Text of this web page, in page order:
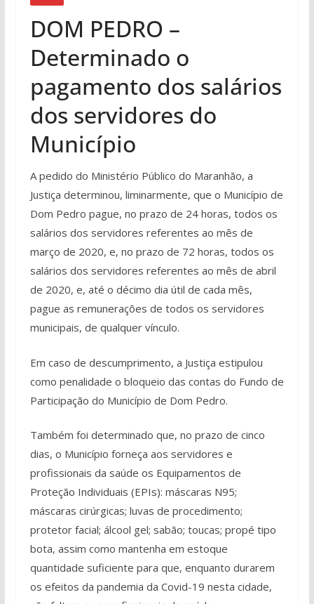
DOM PEDRO –
Determinado o
pagamento dos salários
dos servidores do
Município
A pedido do Ministério Público do Maranhão, a
Justiça determinou, liminarmente, que o Município de
Dom Pedro pague, no prazo de 24 horas, todos os
salários dos servidores referentes ao mês de
março de 2020, e, no prazo de 72 horas, todos os
salários dos servidores referentes ao mês de abril
de 2020, e, até o décimo dia útil de cada mês,
pague as remunerações de todos os servidores
municipais, de qualquer vínculo.
Em caso de descumprimento, a Justiça estipulou
como penalidade o bloqueio das contas do Fundo de
Participação do Município de Dom Pedro.
Também foi determinado que, no prazo de cinco
dias, o Município forneça aos servidores e
profissionais da saúde os Equipamentos de
Proteção Individuais (EPIs): máscaras N95;
máscaras cirúrgicas; luvas de procedimento;
protetor facial; álcool gel; sabão; toucas; propé tipo
bota, assim como mantenha em estoque
quantidade suficiente para que, enquanto durarem
os efeitos da pandemia da Covid-19 nesta cidade,